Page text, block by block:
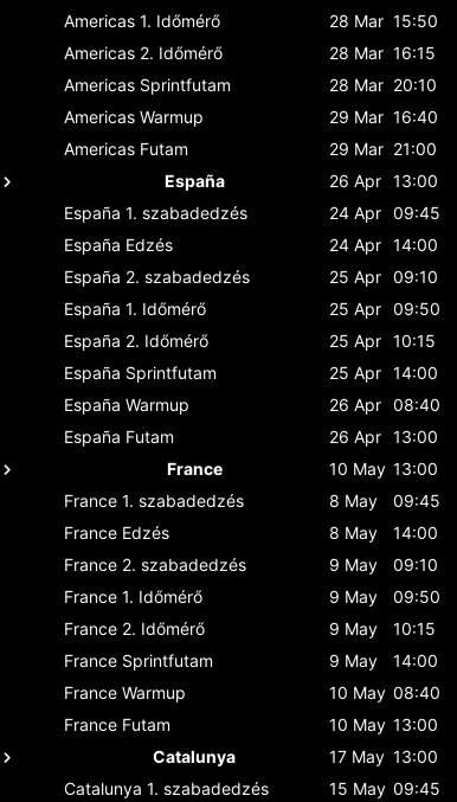
Americas 1. Időmérő 28 Mar 15:50
Americas 2. Időmérő 28 Mar 16:15
Americas Sprintfutam 28 Mar 20:10
Americas Warmup 29 Mar 16:40
Americas Futam 29 Mar 21:00
España
26 Apr 13:00
España 1. szabadedzés 24 Apr 09:45
España Edzés 24 Apr 14:00
España 2. szabadedzés 25 Apr 09:10
España 1. Időmérő 25 Apr 09:50
España 2. Időmérő 25 Apr 10:15
España Sprintfutam 25 Apr 14:00
España Warmup 26 Apr 08:40
España Futam 26 Apr 13:00
France
10 May 13:00
France 1. szabadedzés 8 May
09:45
France Edzés 8 May
14:00
France 2. szabadedzés 9 May
09:10
France 1. Időmérő 9 May
09:50
France 2. Időmérő 9 May
10:15
France Sprintfutam 9 May
14:00
France Warmup 10 May 08:40
France Futam 10 May 13:00
Catalunya
17 May 13:00
Catalunya 1. szabadedzés 15 May 09:45